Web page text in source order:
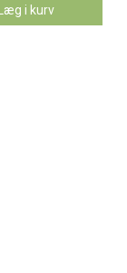
Læg i kurv